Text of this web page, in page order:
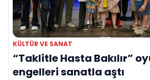
KÜLTÜR VE SANAT
“Taklitle Hasta Bakılır”
engelleri sanatla aştı